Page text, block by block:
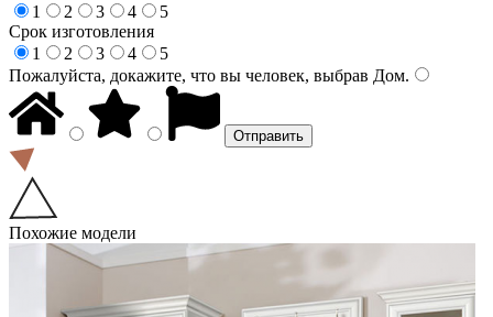
1
2 3 4
5
Срок изготовления
1
2 3 4
5
Пожалуйста, докажите, что вы человек, выбрав Дом.
Похожие модели